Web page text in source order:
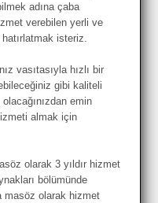
adına çaba
verebilen yerli ve
isteriz.
vasıtasıyla hızlı bir
gibi kaliteli
emin
almak için
olarak 3 yıldır hizmet
bölümünde
masöz olarak hizmet